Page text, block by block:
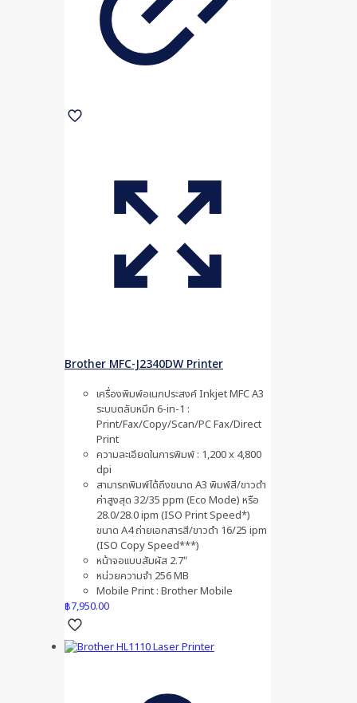
Brother MFC-J2340DW Printer
เครื่องพิมพ์อเนกประสงค์ Inkjet MFC A3
ระบบตลับหมึก 6-in-1 :
Print/Fax/Copy/Scan/PC Fax/Direct
Print
ความละเอียดในการพิมพ์ : 1,200 x 4,800
dpi
สามารถพิมพ์ได้ถึงขนาด A3 พิมพ์สี/ขาวดำ
ค่าสูงสุด 32/35 ppm (Eco Mode) หรือ
28.0/28.0 ipm (ISO Print Speed*)
ขนาด A4 ถ่ายเอกสารสี/ขาวดำ 16/25 ipm
(ISO Copy Speed***)
หน้าจอเเบบสัมผัส 2.7″
หน่วยความจำ 256 MB
Mobile Print : Brother Mobile
฿7,950.00